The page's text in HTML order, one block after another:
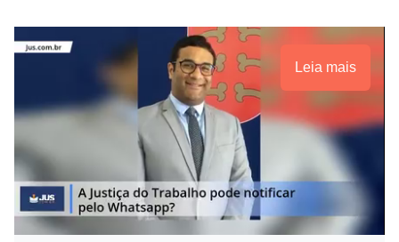
Leia mais